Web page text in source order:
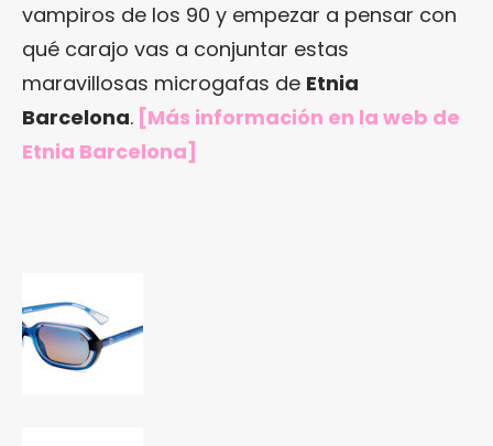
vampiros de los 90 y empezar a pensar con
qué carajo vas a conjuntar estas
maravillosas microgafas de Etnia
Barcelona. [Más información en la web de
Etnia Barcelona]